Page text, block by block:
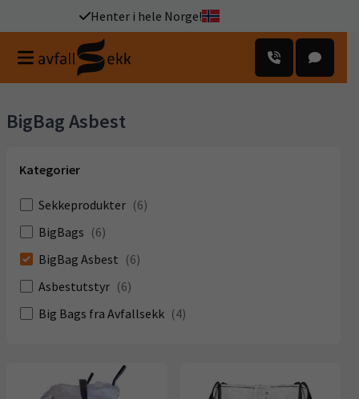
Henter i hele Norge!
BigBag Asbest
Kategorier
Sekkeprodukter (6)
BigBags (6)
BigBag Asbest (6)
Asbestutstyr (6)
Big Bags fra Avfallsekk (4)